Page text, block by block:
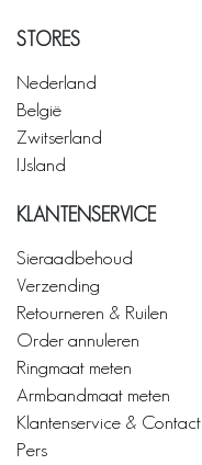
STORES
Nederland
België
Zwitserland
IJsland
KLANTENSERVICE
Sieraadbehoud
Verzending
Retourneren & Ruilen
Order annuleren
Ringmaat meten
Armbandmaat meten
Klantenservice & Contact
Pers